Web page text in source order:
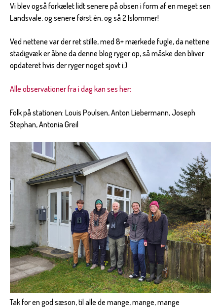
Vi blev også forkælet lidt senere på obsen i form af en meget sen
Landsvale, og senere først én, og så 2 Islommer!
Ved nettene var der ret stille, med 8+ mærkede fugle, da nettene
stadigvæk er åbne da denne blog ryger op, så måske den bliver
opdateret hvis der ryger noget sjovt i;)
Alle observationer fra i dag kan ses her:
Folk på stationen: Louis Poulsen, Anton Liebermann, Joseph
Stephan, Antonia Greil
Tak for en god sæson, til alle de mange, mange, mange